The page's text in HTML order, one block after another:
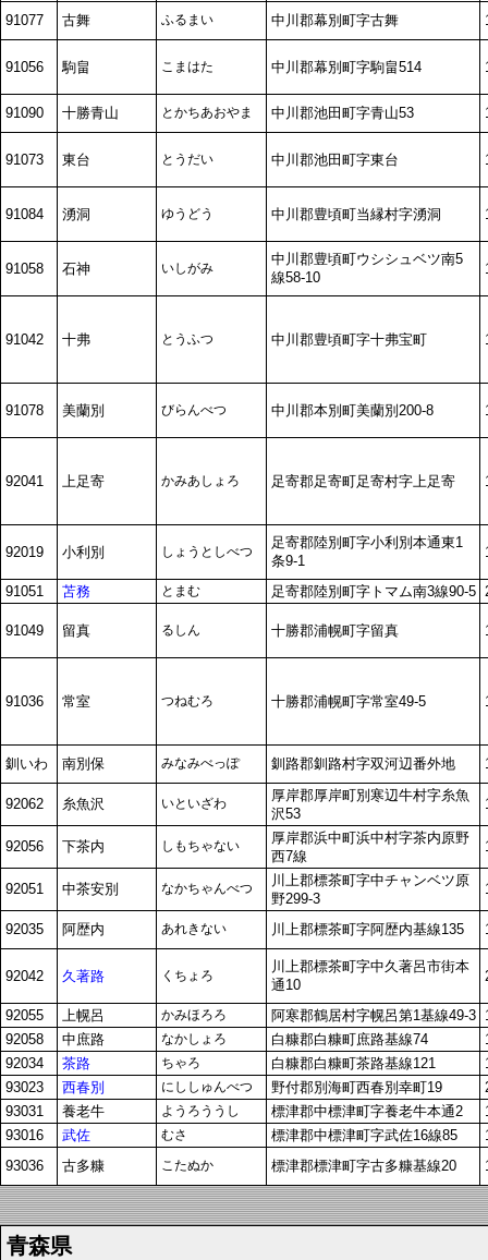
91077
古舞 ふるまい 中川郡幕別町字古舞
91056 駒畠 こまはた 中川郡幕別町字駒畠514
91090 十勝青山 とかちあおやま 中川郡池田町字青山53
91073 東台 とうだい 中川郡池田町字東台
91084 湧洞 ゆうどう 中川郡豊頃町当縁村字湧洞
91058 石神 いしがみ
中川郡豊頃町ウシシュベツ南5
線58-10
91042 十弗 とうふつ 中川郡豊頃町字十弗宝町
91078 美蘭別 びらんべつ 中川郡本別町美蘭別200-8
92041 上足寄 かみあしょろ 足寄郡足寄町足寄村字上足寄
92019 小利別 しょうとしべつ
足寄郡陸別町字小利別本通東1
条9-1
91051 苫務 とまむ 足寄郡陸別町字トマム南3線90-5
91049 留真 るしん 十勝郡浦幌町字留真
91036 常室 つねむろ 十勝郡浦幌町字常室49-5
釧いわ 南別保 みなみべっぽ 釧路郡釧路村字双河辺番外地
92062 糸魚沢 いといざわ
厚岸郡厚岸町別寒辺牛村字糸魚
沢53
92056 下茶内 しもちゃない
厚岸郡浜中町浜中村字茶内原野
西7線
92051 中茶安別 なかちゃんべつ
川上郡標茶町字中チャンベツ原
野299-3
92035 阿歴内 あれきない 川上郡標茶町字阿歴内基線135
92042 久著路 くちょろ
川上郡標茶町字中久著呂市街本
通10
92055 上幌呂 かみほろろ 阿寒郡鶴居村字幌呂第1基線49-3
92058
中庶路 なかしょろ 白糠郡白糠町庶路基線74
92034
茶路 ちゃろ 白糠郡白糠町茶路基線121
93023
西春別 にししゅんべつ 野付郡別海町西春別幸町19
93031
養老牛 ようろううし 標津郡中標津町字養老牛本通2
93016
武佐 むさ 標津郡中標津町字武佐16線85
93036
古多糠 こたぬか 標津郡標津町字古多糠基線20
青森県